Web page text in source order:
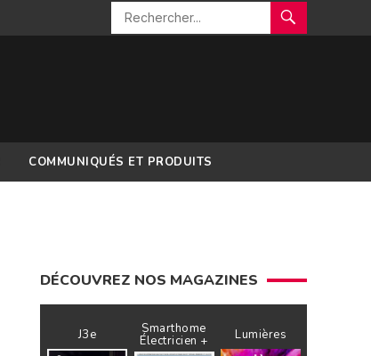
COMMUNIQUÉS ET PRODUITS
DÉCOUVREZ NOS MAGAZINES
J3e Smarthome
Électricien + Lumières